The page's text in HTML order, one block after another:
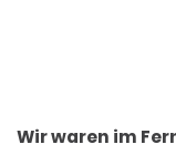
Wir waren im